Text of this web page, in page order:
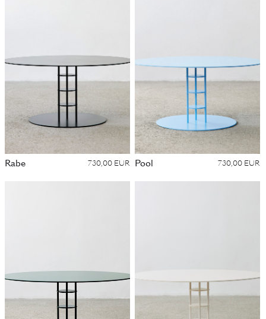
Rabe 730,00 EUR Pool 730,00 EUR